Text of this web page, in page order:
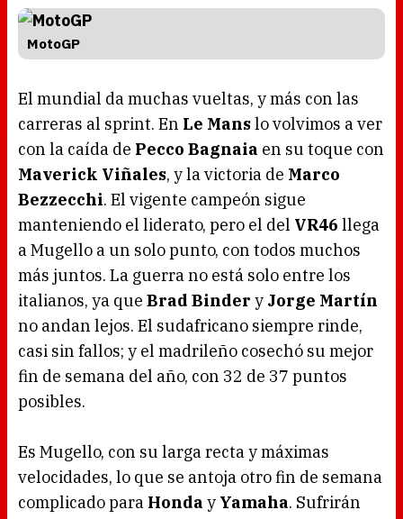
MotoGP
El mundial da muchas vueltas, y más con las
carreras al sprint. En Le Manslo volvimos a ver
con la caída de Pecco Bagnaia en su toque con
Maverick Viñales, y la victoria de Marco
Bezzecchi. El vigente campeón sigue
manteniendo el liderato, pero el del VR46 llega
a Mugello a un solo punto, con todos muchos
más juntos. La guerra no está solo entre los
italianos, ya que Brad Binder y Jorge Martín
no andan lejos. El sudafricano siempre rinde,
casi sin fallos; y el madrileño cosechó su mejor
fin de semana del año, con 32 de 37 puntos
posibles.
Es Mugello, con su larga recta y máximas
velocidades, lo que se antoja otro fin de semana
complicado para Honda y Yamaha. Sufrirán